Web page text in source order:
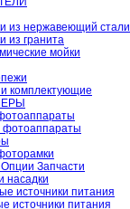
из нержавеющий стали
из гранита
мойки
комплектующие
фотоаппараты
Запчасти
насадки
источники питания
источники питания